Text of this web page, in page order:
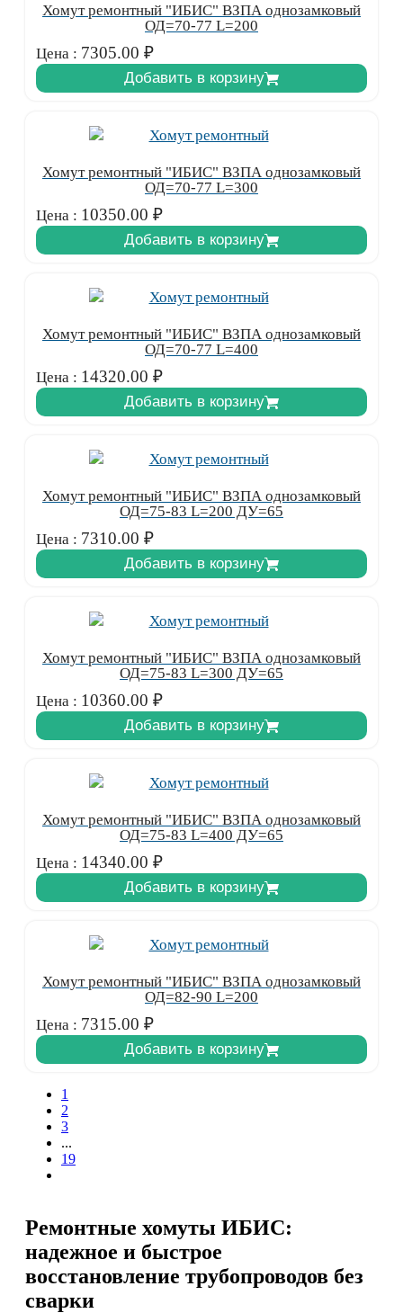
Хомут ремонтный "ИБИС" ВЗПА однозамковый
ОД=70-77 L=200
Цена : 7305.00 ₽
Добавить в корзину
Хомут ремонтный "ИБИС" ВЗПА однозамковый
ОД=70-77 L=300
Цена : 10350.00 ₽
Добавить в корзину
Хомут ремонтный "ИБИС" ВЗПА однозамковый
ОД=70-77 L=400
Цена : 14320.00 ₽
Добавить в корзину
Хомут ремонтный "ИБИС" ВЗПА однозамковый
ОД=75-83 L=200 ДУ=65
Цена : 7310.00 ₽
Добавить в корзину
Хомут ремонтный "ИБИС" ВЗПА однозамковый
ОД=75-83 L=300 ДУ=65
Цена : 10360.00 ₽
Добавить в корзину
Хомут ремонтный "ИБИС" ВЗПА однозамковый
ОД=75-83 L=400 ДУ=65
Цена : 14340.00 ₽
Добавить в корзину
Хомут ремонтный "ИБИС" ВЗПА однозамковый
ОД=82-90 L=200
Цена : 7315.00 ₽
Добавить в корзину
1
2
3
...
19
Ремонтные хомуты ИБИС:
надежное и быстрое
восстановление трубопроводов без
сварки